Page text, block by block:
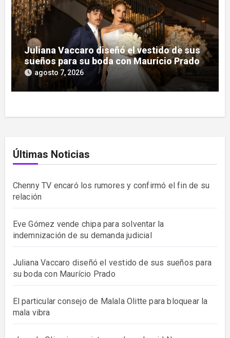
Juliana Vaccaro diseñó el vestido de sus
sueños para su boda con Maurício Prado
agosto 7, 2026
Últimas Noticias
Chenny TV encaró los rumores y confirmó el fin de su
relación
Eve Gómez vende chipa para solventar la
indemnización de su demanda judicial
Juliana Vaccaro diseñó el vestido de sus sueños para
su boda con Maurício Prado
El particular consejo de Malala Olitte para bloquear la
mala vibra